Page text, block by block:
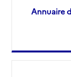
Annuaire